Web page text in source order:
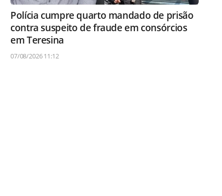
Polícia cumpre quarto mandado de prisão
contra suspeito de fraude em consórcios
em Teresina
07/08/2026 11:12